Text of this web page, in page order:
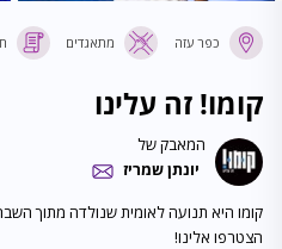
כפר עזה מתאגדים
קומו! זה עלינו
המאבק של
יונתן שמריז
קומו היא תנועה לאומית שנולדה מתוך
הצטרפו אלינו!